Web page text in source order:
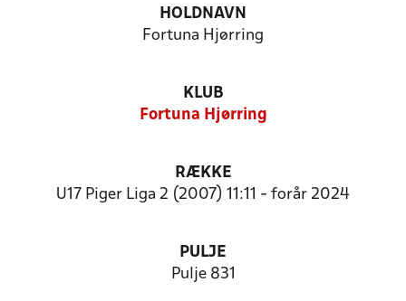
HOLDNAVN
Fortuna Hjørring
KLUB
Fortuna Hjørring
RÆKKE
U17 Piger Liga 2 (2007) 11:11 - forår 2024
PULJE
Pulje 831